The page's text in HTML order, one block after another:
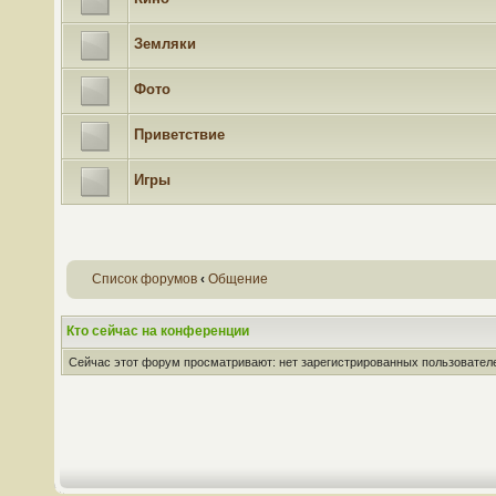
Земляки
Фото
Приветствие
Игры
Список форумов ‹ Общение
Кто сейчас на конференции
Сейчас этот форум просматривают: нет зарегистрированных